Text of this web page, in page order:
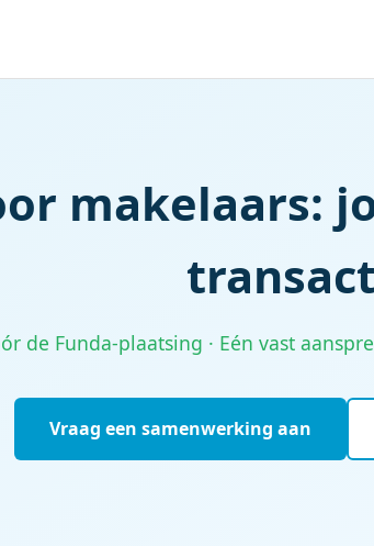
makelaars:
de Funda-plaatsing · Eén vast
Vraag een samenwerking aan